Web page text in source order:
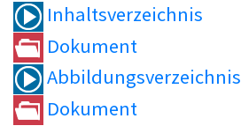
Inhaltsverzeichnis
Dokument
Abbildungsverzeichnis
Dokument